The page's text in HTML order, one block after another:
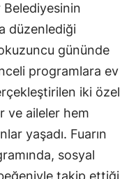
düzenlediği
gününde
programlara ev
iki özel
ve aileler hem
yaşadı. Fuarın
sosyal
takip ettiği